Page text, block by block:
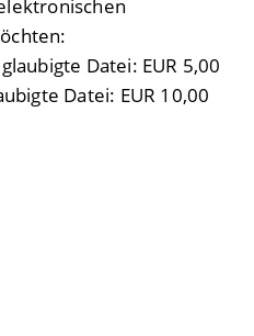
Datei: EUR 5,00
Datei: EUR 10,00